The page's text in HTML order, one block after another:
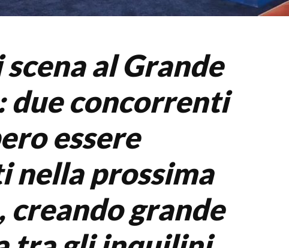
al Grande
due concorrenti
essere
nella prossima
creando grande